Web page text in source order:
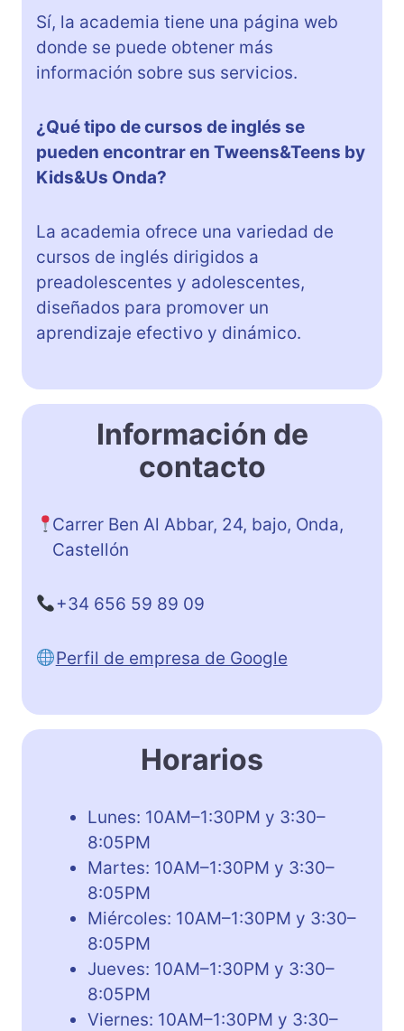
Sí, la academia tiene una página web
donde se puede obtener más
información sobre sus servicios.
¿Qué tipo de cursos de inglés se
pueden encontrar en Tweens&Teens by
Kids&Us Onda?
La academia ofrece una variedad de
cursos de inglés dirigidos a
preadolescentes y adolescentes,
diseñados para promover un
aprendizaje efectivo y dinámico.
Información de
contacto
Carrer Ben Al Abbar, 24, bajo, Onda,
Castellón
+34 656 59 89 09
Perfil de empresa de Google
Horarios
Lunes: 10AM–1:30PM y 3:30–
8:05PM
Martes: 10AM–1:30PM y 3:30–
8:05PM
Miércoles: 10AM–1:30PM y 3:30–
8:05PM
Jueves: 10AM–1:30PM y 3:30–
8:05PM
Viernes: 10AM–1:30PM y 3:30–